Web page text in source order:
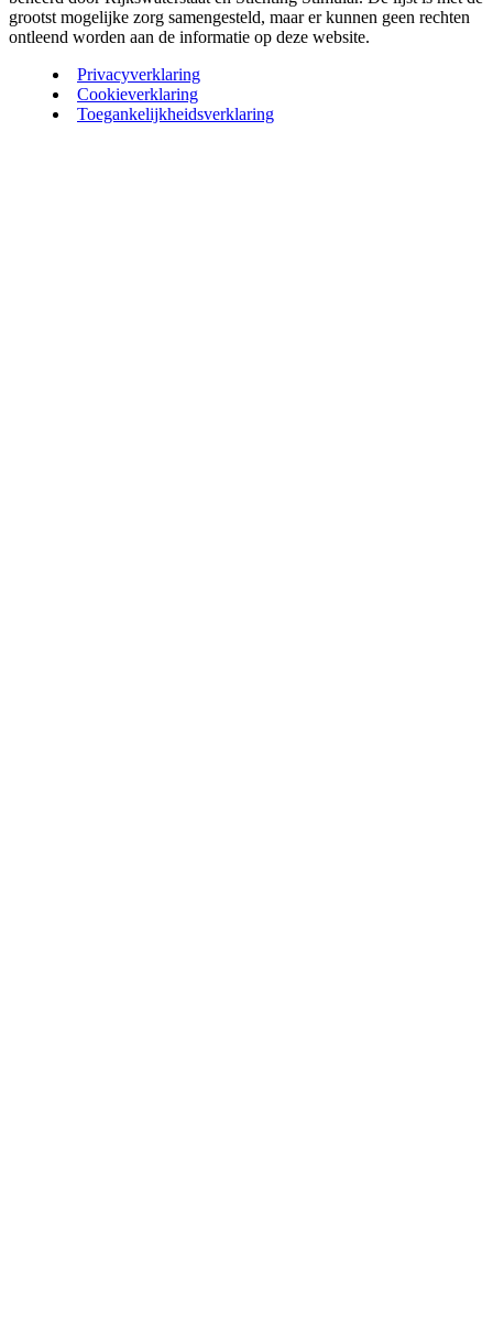
grootst mogelijke zorg samengesteld, maar er kunnen geen rechten
ontleend worden aan de informatie op deze website.
Privacyverklaring
Cookieverklaring
Toegankelijkheidsverklaring